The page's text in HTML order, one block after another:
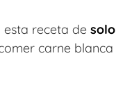
receta de
carne